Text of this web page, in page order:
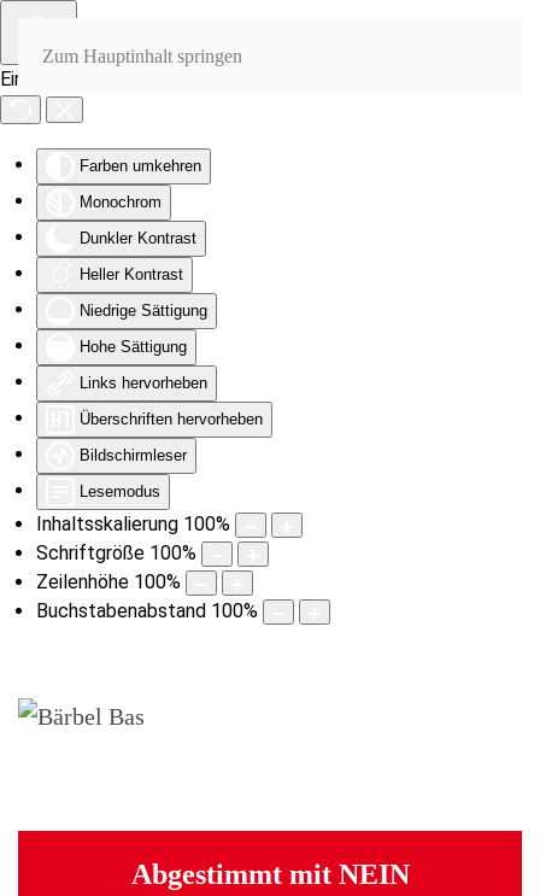
Eingabehilfen öffnen
Farben umkehren
Monochrom
Dunkler Kontrast
Heller Kontrast
Niedrige Sättigung
Hohe Sättigung
Links hervorheben
Überschriften hervorheben
Bildschirmleser
Lesemodus
Inhaltsskalierung 100%
Schriftgröße 100%
Zeilenhöhe 100%
Buchstabenabstand 100%
Zum Hauptinhalt springen
Abgestimmt mit NEIN